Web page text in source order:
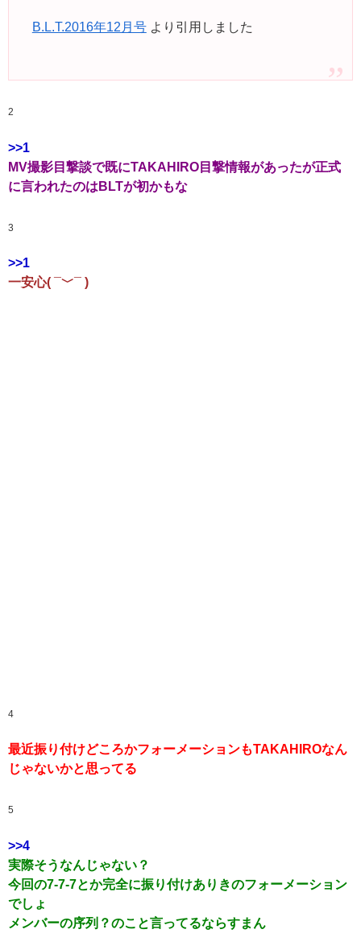
B.L.T.2016年12月号より引用しました
2
>>1
MV撮影目撃談で既にTAKAHIRO目撃情報があったが正式
に言われたのはBLTが初かもな
3
>>1
一安心( ¯﹀¯ )
4
最近振り付けどころかフォーメーションもTAKAHIROなん
じゃないかと思ってる
5
>>4
実際そうなんじゃない？
今回の7-7-7とか完全に振り付けありきのフォーメーション
でしょ
メンバーの序列？のこと言ってるならすまん